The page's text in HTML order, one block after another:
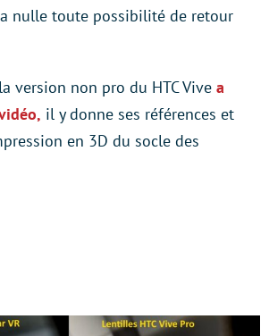
nulle toute possibilité de retour
version non pro du HTC Vive a
il y donne ses références et
en 3D du socle des